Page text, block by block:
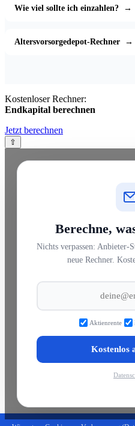
Wie viel sollte ich einzahlen? →
Altersvorsorgedepot-Rechner →
Kostenloser Rechner:
Endkapital berechnen
Jetzt berechnen
⇧
Berechne,
Nichts verpassen: Anbieter-
neue Rechner.
Aktienrente
Kostenlos